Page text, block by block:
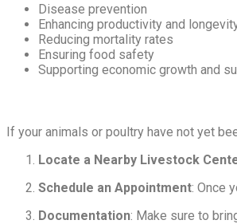
Disease prevention
Enhancing productivity and
Reducing mortality rates
Ensuring food safety
Supporting economic growth and
If your animals or poultry have not yet
Locate a Nearby Livestock
Schedule an Appointment: Once
Documentation: Make sure to